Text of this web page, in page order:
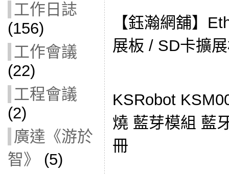
工作日誌
(156)
工作會議
(22)
工程會議
(2)
廣達《游於
智》
(5)
【鈺瀚網舖】
展板 / SD卡擴
KSRobot
燒 藍芽模組 藍
冊